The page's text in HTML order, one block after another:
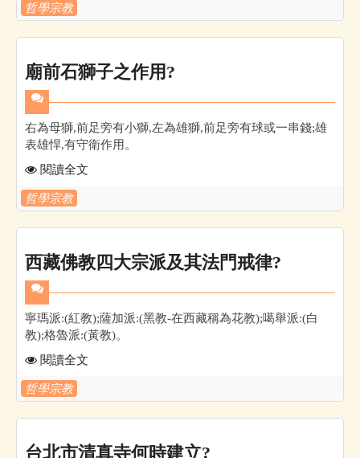
哲學宗教
廟前石獅子之作用?
右為母獅,前足旁有小獅,左為雄獅,前足旁有球或一串錢;雄
表雄悍,有守衛作用。
閱讀全文
哲學宗教
西藏佛教四大宗派及其法門戒律?
寧瑪派:(紅教);薩加派:(黑教-在西藏稱為花教);噶舉派:(白
教);格魯派:(黃教)。
閱讀全文
哲學宗教
台北市清真寺何時建立?